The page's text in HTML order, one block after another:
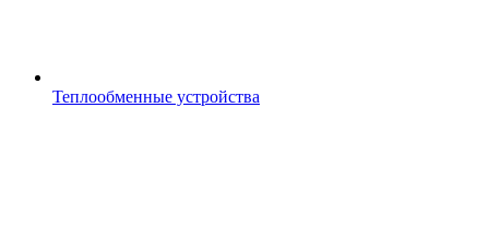
Теплообменные устройства